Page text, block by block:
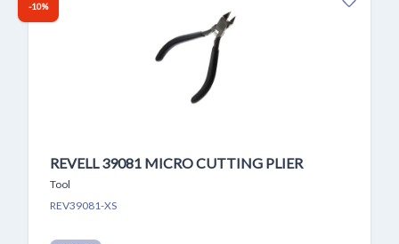
-10%
REVELL 39081 MICRO CUTTING PLIER
Tool
REV39081-XS